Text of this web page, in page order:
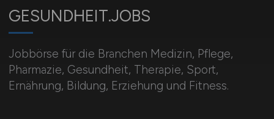
GESUNDHEIT.JOBS
Jobbörse für die Branchen Medizin, Pflege,
Pharmazie, Gesundheit, Therapie, Sport,
Ernährung, Bildung, Erziehung und Fitness.